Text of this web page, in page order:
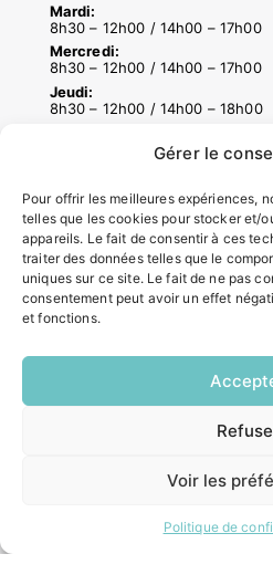
Gérer le
Pour offrir les meilleures expériences,
telles que les cookies pour stocker et/
appareils. Le fait de consentir à ces
traiter des données telles que le
uniques sur ce site. Le fait de ne pas
consentement peut avoir un effet
et fonctions.
Voir les
Politique de
Mardi:
8h30 – 12h00 / 14h00 – 17h00
Mercredi:
8h30 – 12h00 / 14h00 – 17h00
Jeudi:
8h30 – 12h00 / 14h00 – 18h00
8h30 – 12h00 / 14h00 – 16h30
ACCÉS RAPIDES
Contacter la mairie
Pôle santé
Le Saucatais
Formalités administratives
Demander un composteur
Mentions légales